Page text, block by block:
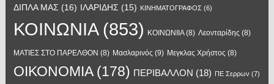
ΔΙΠΛΑ ΜΑΣ (16) ΙΛΑΡΙΔΗΣ (15) ΚΙΝΗΜΑΤΟΓΡΑΦΟΣ(6)
ΚΟΙΝΩΝΙΑ(853) ΚΟΙΝΩΝΙΙΑ(8) Λεονταρίδης (8)
ΜΑΤΙΕΣ ΣΤΟ ΠΑΡΕΛΘΟΝ (8) Μασλαρινός (9) Μεγκλας Χρήστος (8)
ΟΙΚΟΝΟΜΙΑ(178) ΠΕΡΙΒΑΛΛΟΝ (18) ΠΕ Σερρων (7)